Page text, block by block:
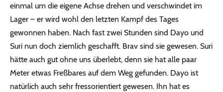
einmal um die eigene Achse drehen und verschwindet im
Lager – er wird wohl den letzten Kampf des Tages
gewonnen haben. Nach fast zwei Stunden sind Dayo und
Suri nun doch ziemlich geschafft. Brav sind sie gewesen. Suri
hätte auch gut ohne uns überlebt, denn sie hat alle paar
Meter etwas Freßbares auf dem Weg gefunden. Dayo ist
natürlich auch sehr fressorientiert gewesen. Ihn hat es